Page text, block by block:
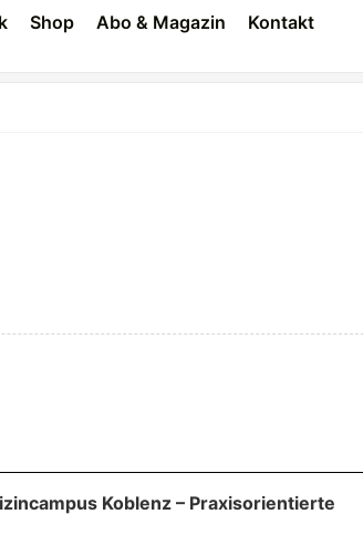
Shop Abo & Magazin Kontakt
Koblenz – Praxisorientierte